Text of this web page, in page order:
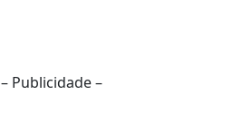
– Publicidade –